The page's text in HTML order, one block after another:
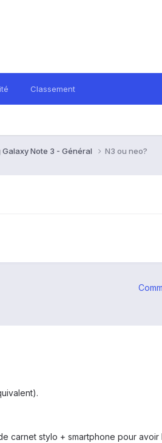
Classement
Galaxy Note 3 - Général N3 ou neo?
carnet stylo + smartphone pour avoir